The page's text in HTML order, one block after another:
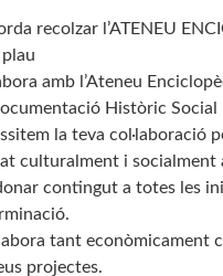
recolzar l’ATENEU
amb l’Ateneu
Històric Social
la teva col·laboració
culturalment i socialment
contingut a totes les
tant econòmicament
projectes.